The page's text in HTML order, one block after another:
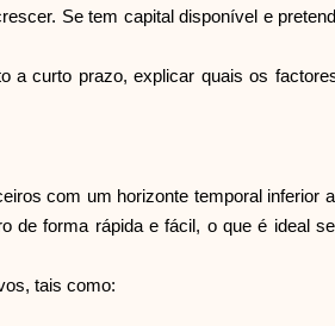
Se tem capital disponível e
curto prazo, explicar quais os
com um horizonte temporal
de forma rápida e fácil, o que é ideal
tais como: